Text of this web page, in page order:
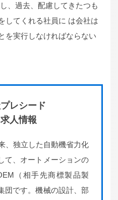
、過去、配慮してきたつも
してくれる社員に は会社は
を実行しなければならない
レシード
人情報
、独立した自動機省力化
て、オートメーションの
（相手先商標製品製
団です。機械の設計、部